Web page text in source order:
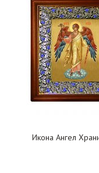
Икона Ангел